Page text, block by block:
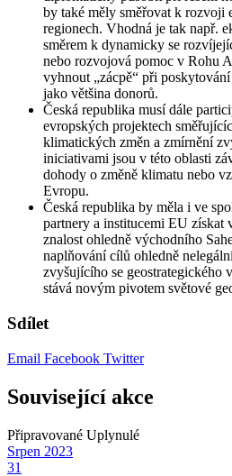
by také měly směřovat k rozvoji
regionech. Vhodná je tak např.
směrem k dynamicky se
nebo rozvojová pomoc v Rohu
vyhnout „zácpě“ při
jako většina donorů.
Česká republika musí dále
evropských projektech
klimatických změn a zmírnění
iniciativami jsou v této oblasti
dohody o změně klimatu nebo
Evropu.
Česká republika by měla i ve
partnery a institucemi EU získat
znalost ohledně východního
naplňování cílů ohledně
zvyšujícího se
stává novým pivotem světové
Sdílet
Email Facebook Twitter
Související akce
Připravované Uplynulé
Srpen 2023
31